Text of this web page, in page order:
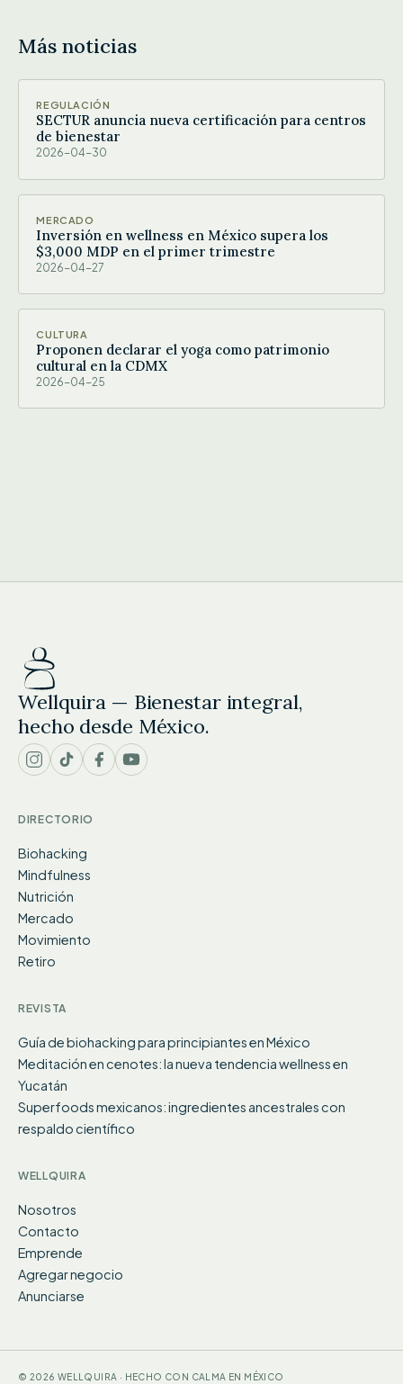
Más noticias
REGULACIÓN
SECTUR anuncia nueva certificación para centros
de bienestar
2026-04-30
MERCADO
Inversión en wellness en México supera los
$3,000 MDP en el primer trimestre
2026-04-27
CULTURA
Proponen declarar el yoga como patrimonio
cultural en la CDMX
2026-04-25
Wellquira — Bienestar integral,
hecho desde México.
DIRECTORIO
Biohacking
Mindfulness
Nutrición
Mercado
Movimiento
Retiro
REVISTA
Guía de biohacking para principiantes en México
Meditación en cenotes: la nueva tendencia wellness en
Yucatán
Superfoods mexicanos: ingredientes ancestrales con
respaldo científico
WELLQUIRA
Nosotros
Contacto
Emprende
Agregar negocio
Anunciarse
© 2026 WELLQUIRA · HECHO CON CALMA EN MÉXICO